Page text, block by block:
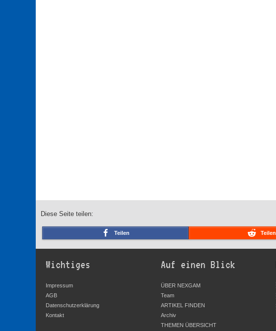
Diese Seite teilen:
Teilen Teilen
Wichtiges
Impressum
AGB
Datenschutzerklärung
Kontakt
Auf einen Blick
ÜBER NEXGAM
Team
ARTIKEL FINDEN
Archiv
THEMEN ÜBERSICHT